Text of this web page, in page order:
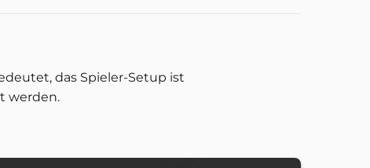
das Spieler-Setup ist
werden.